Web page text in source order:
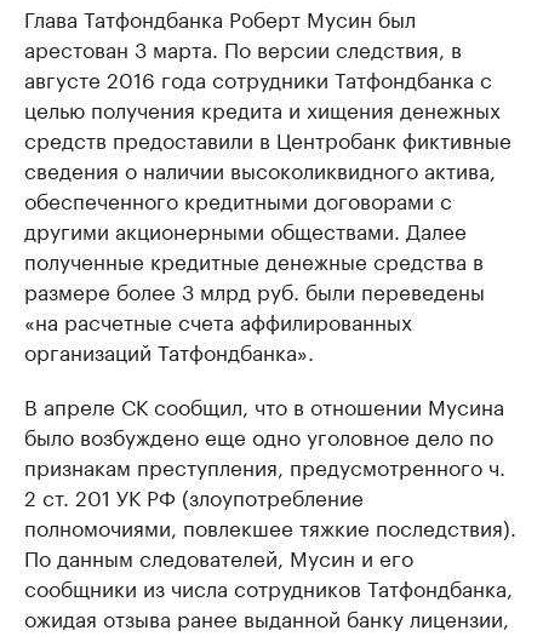
Глава Татфондбанка Роберт Мусин был
арестован 3 марта. По версии следствия, в
августе 2016 года сотрудники Татфондбанка с
целью получения кредита и хищения денежных
средств предоставили в Центробанк фиктивные
сведения о наличии высоколиквидного актива,
обеспеченного кредитными договорами с
другими акционерными обществами. Далее ​
полученные кредитные денежные средства в
размере более 3 млрд руб. были переведены
«на расчетные счета аффилированных
организаций Татфондбанка».
В апреле СК сообщил, что в отношении Мусина
было возбуждено еще одно уголовное дело по
признакам преступления, предусмотренного ч.
2 ст. ​201 УК РФ (злоупотребление
полномочиями, повлекшее тяжкие последствия).
По данным следователей, Мусин и его
сообщники из числа сотрудников Татфондбанка,
ожидая отзыва ранее выданной банку лицензии,